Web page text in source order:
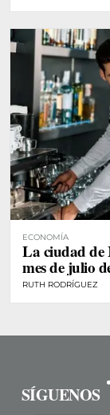
ECONOMÍA
La ciudad de
mes de julio
RUTH RODRÍGUEZ
SÍGUENOS